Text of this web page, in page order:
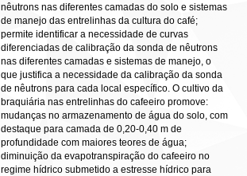
nêutrons nas diferentes camadas do solo e sistemas
de manejo das entrelinhas da cultura do café;
permite identificar a necessidade de curvas
diferenciadas de calibração da sonda de nêutrons
nas diferentes camadas e sistemas de manejo, o
que justifica a necessidade da calibração da sonda
de nêutrons para cada local específico. O cultivo da
braquiária nas entrelinhas do cafeeiro promove:
mudanças no armazenamento de água do solo, com
destaque para camada de 0,20-0,40 m de
profundidade com maiores teores de água;
diminuição da evapotranspiração do cafeeiro no
regime hídrico submetido a estresse hídrico para